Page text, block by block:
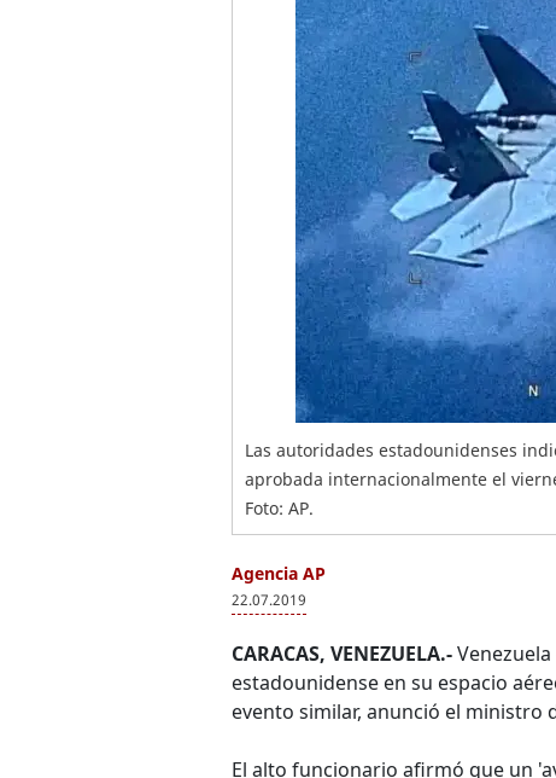
Las autoridades estadounidenses
aprobada internacionalmente el
Foto: AP.
Agencia AP
22.07.2019
CARACAS, VENEZUELA.-
estadounidense en su espacio
evento similar, anunció el ministro
El alto funcionario afirmó que un